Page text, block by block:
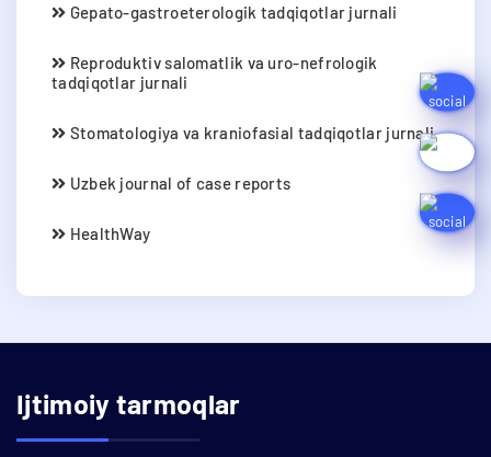
Gepato-gastroeterologik tadqiqotlar jurnali
Reproduktiv salomatlik va uro-nefrologik
tadqiqotlar jurnali
Stomatologiya va kraniofasial tadqiqotlar jurnali
Uzbek journal of case reports
HealthWay
Ijtimoiy tarmoqlar